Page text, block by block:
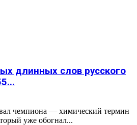
длинных слов русского
чемпиона — химический термин
уже обогнал...